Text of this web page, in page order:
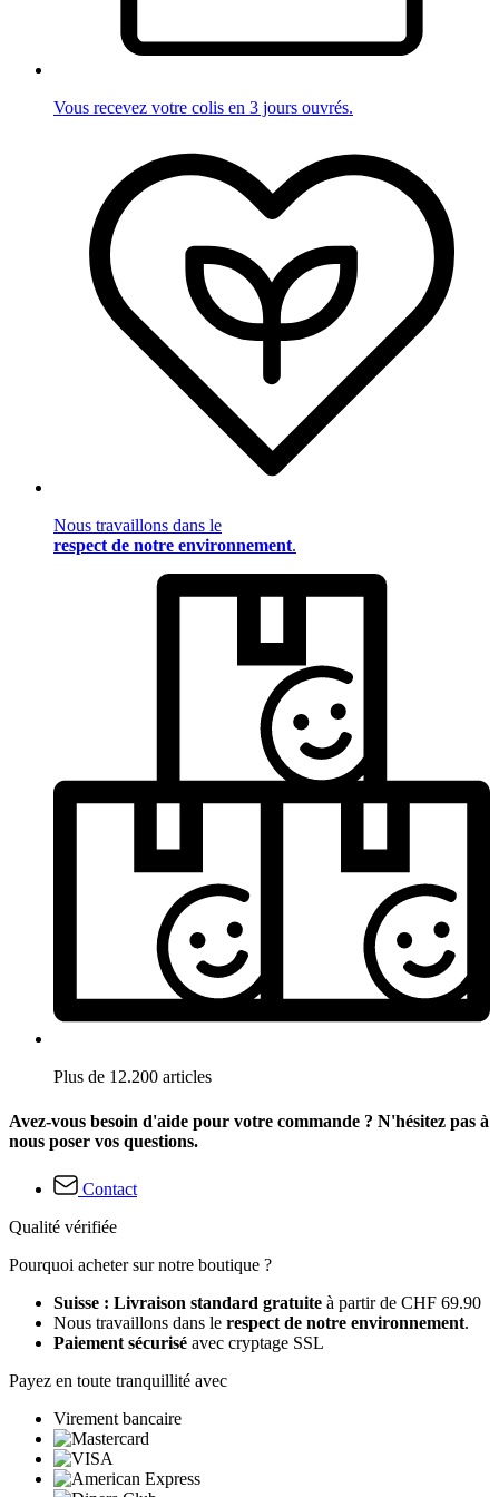
Vous recevez votre colis en 3 jours ouvrés.
Nous travaillons dans le
respect de notre environnement.
Plus de 12.200 articles
Avez-vous besoin d'aide pour votre commande ? N'hésitez pas à
nous poser vos questions.
Contact
Qualité vérifiée
Pourquoi acheter sur notre boutique ?
Suisse : Livraison standard gratuite à partir de CHF 69.90
Nous travaillons dans le respect de notre environnement.
Paiement sécurisé avec cryptage SSL
Payez en toute tranquillité avec
Virement bancaire